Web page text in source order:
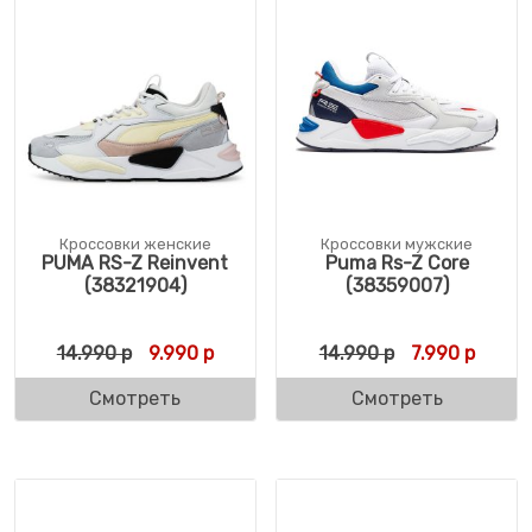
Кроссовки женские
PUMA RS-Z Reinvent
(38321904)
14.990р Первоначальная цена составляла 14.990
9.990рТекущая цена: 9.990 р.
Смотреть
Кроссовки мужские
Puma Rs-Z Core
(38359007)
14.990р 7.990р
Смотреть